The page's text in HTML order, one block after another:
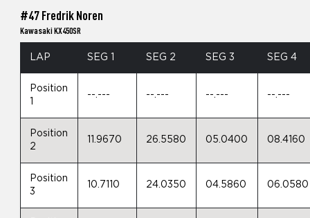
#47 Fredrik Noren
Kawasaki KX450SR
LAP SEG 1 SEG 2 SEG 3 SEG 4
Position
--.--- --.--- --.--- --.---
Position
2
11.9670 26.5580 05.0400 08.4160
Position
3
10.7110 24.0350 04.5860 06.0580